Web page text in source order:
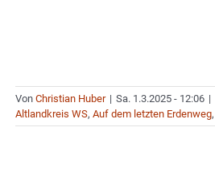
Von Christian Huber | Sa. 1.3.2025 - 12:06 |
Altlandkreis WS, Auf dem letzten Erdenweg,